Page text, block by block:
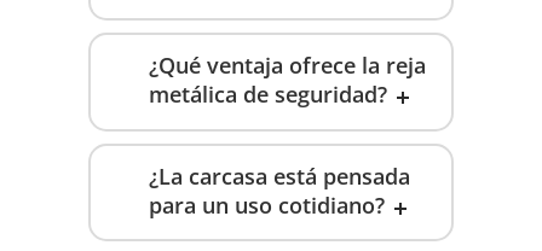
¿Qué ventaja ofrece la reja
metálica de seguridad?
¿La carcasa está pensada
para un uso cotidiano?